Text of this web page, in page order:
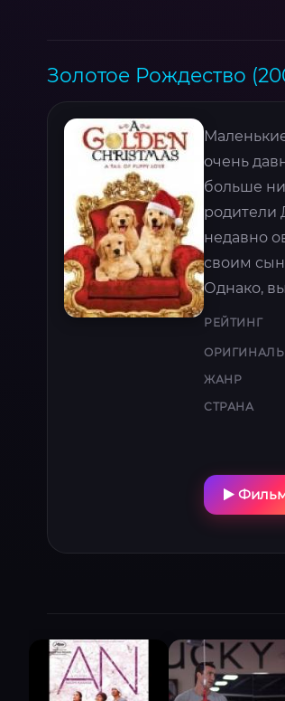
Золотое Рождество
очень
больше
родители
недавно
своим
Однако,
РЕЙТИНГ
ЖАНР
СТРАНА